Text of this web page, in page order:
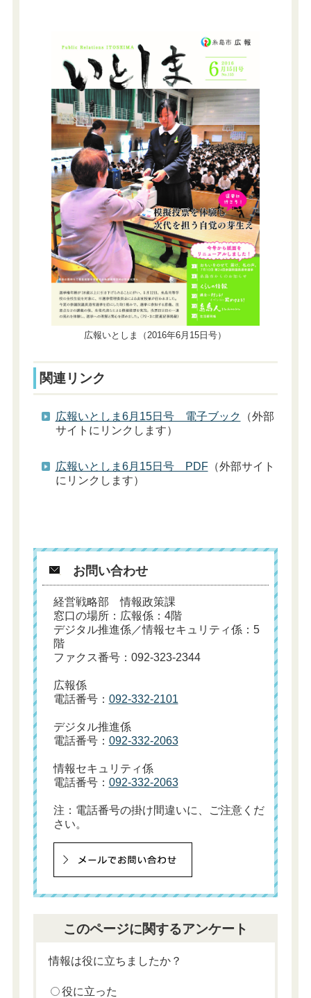
広報いとしま（2016年6月15日号）
関連リンク
広報いとしま6月15日号 電子ブック （外部
サイトにリンクします）
広報いとしま6月15日号 PDF（外部サイト
にリンクします）
お問い合わせ
経営戦略部 情報政策課
窓口の場所：広報係：4階
デジタル推進係／情報セキュリティ係：5
階
ファクス番号：092-323-2344
広報係
電話番号： 092-332-2101
デジタル推進係
電話番号： 092-332-2063
情報セキュリティ係
電話番号： 092-332-2063
注：電話番号の掛け間違いに、ご注意くだ
さい。
このページに関するアンケート
情報は役に立ちましたか？
役に立った